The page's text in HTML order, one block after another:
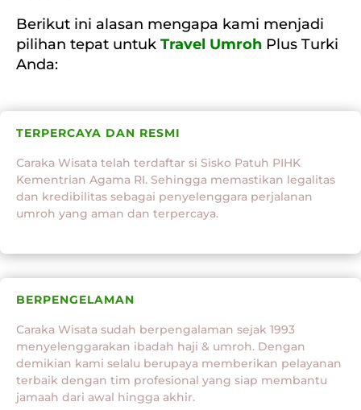
Berikut ini alasan mengapa kami menjadi
pilihan tepat untuk Travel Umroh Plus Turki
Anda:
TERPERCAYA DAN RESMI
Caraka Wisata telah terdaftar si Sisko Patuh PIHK
Kementrian Agama RI. Sehingga memastikan legalitas
dan kredibilitas sebagai penyelenggara perjalanan
umroh yang aman dan terpercaya.
BERPENGELAMAN
Caraka Wisata sudah berpengalaman sejak 1993
menyelenggarakan ibadah haji & umroh. Dengan
demikian kami selalu berupaya memberikan pelayanan
terbaik dengan tim profesional yang siap membantu
jamaah dari awal hingga akhir.